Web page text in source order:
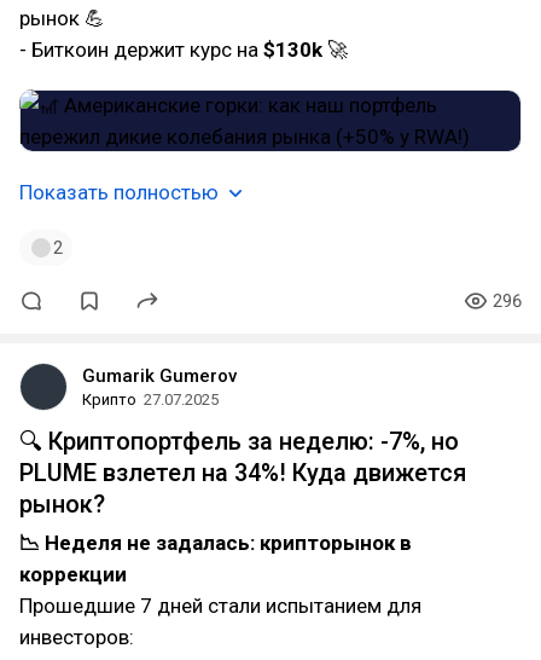
рынок 💪
- Биткоин держит курс на $130k 🚀
Показать полностью
2
296
Gumarik Gumerov
Крипто 27.07.2025
🔍 Криптопортфель за неделю: -7%, но
PLUME взлетел на 34%! Куда движется
рынок?
📉 Неделя не задалась: крипторынок в
коррекции
Прошедшие 7 дней стали испытанием для
инвесторов: